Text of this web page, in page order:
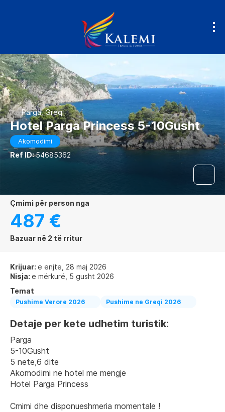
Parga, Greqi
Hotel Parga Princess 5-10Gusht
Akomodimi
Ref ID:54685362
çmimi për person nga
487 €
Bazuar në 2 të rritur
Krijuar: e enjte, 28 maj 2026
Nisja: e mërkurë, 5 gusht 2026
Temat
Pushime Verore 2026 Pushime ne Greqi 2026
Detaje per kete udhetim turistik:
Parga
5-10Gusht
5 nete,6 dite
Akomodimi ne hotel me mengje
Hotel Parga Princess
Cmimi dhe disponueshmeria momentale !